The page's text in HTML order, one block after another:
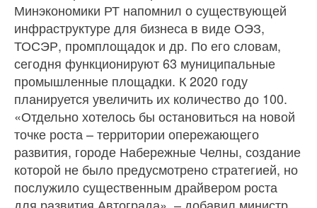
Минэкономики РТ напомнил о существующей
инфраструктуре для бизнеса в виде ОЭЗ,
ТОСЭР, промплощадок и др. По его словам,
сегодня функционируют 63 муниципальные
промышленные площадки. К 2020 году
планируется увеличить их количество до 100.
«Отдельно хотелось бы остановиться на новой
точке роста – территории опережающего
развития, городе Набережные Челны, создание
которой не было предусмотрено стратегией, но
послужило существенным драйвером роста